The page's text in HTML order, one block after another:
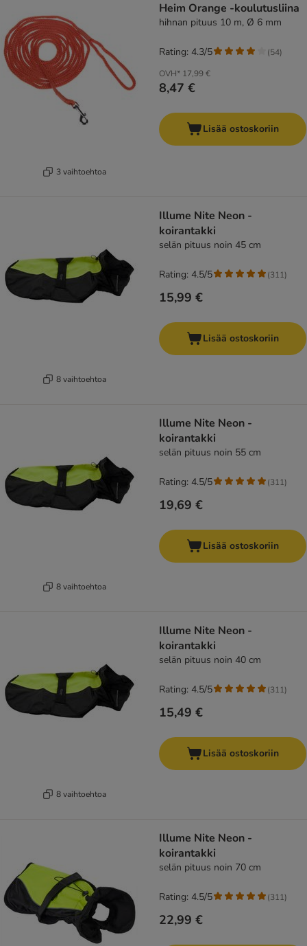
3 vaihtoehtoa
Heim Orange -koulutusliina
hihnan pituus 10 m, Ø 6 mm
OVH* 17,99 €
8,47 €
Rating: 4.3/5 (54)
Lisää ostoskoriin
8 vaihtoehtoa
Illume Nite Neon -
koirantakki
selän pituus noin 45 cm
15,99 €
Rating: 4.5/5 (311)
Lisää ostoskoriin
8 vaihtoehtoa
Illume Nite Neon -
koirantakki
selän pituus noin 55 cm
19,69 €
Rating: 4.5/5 (311)
Lisää ostoskoriin
8 vaihtoehtoa
Illume Nite Neon -
koirantakki
selän pituus noin 40 cm
15,49 €
Rating: 4.5/5 (311)
Lisää ostoskoriin
Illume Nite Neon -
koirantakki
selän pituus noin 70 cm
22,99 €
Rating: 4.5/5 (311)